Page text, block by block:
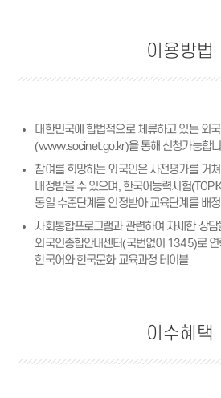
이용방법
대한민국에 합법적으로 체류하고 있는 외
(www.socinet.go.kr)을 통해 신청가능합
참여를 희망하는 외국인은 사전평가를 거
배정받을 수 있으며, 한국어능력시험
동일 수준단계를 인정받아 교육단계를 배
사회통합프로그램과 관련하여 자세한 상담
외국인종합안내센터(국번없이 1345)로 연
한국어와 한국문화 교육과정 테이블
이수혜택